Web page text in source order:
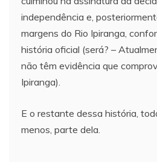
independência e,
margens do Rio Ipiranga,
história oficial (será? –
não têm evidência que
Ipiranga).
E o restante dessa história,
menos, parte dela.